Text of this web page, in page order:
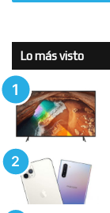
Lo más visto